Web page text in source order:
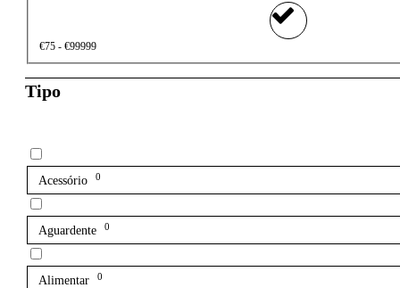
€75 - €99999
Tipo
Acessório 0
Aguardente 0
Alimentar 0